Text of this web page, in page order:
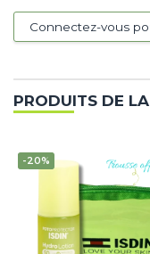
Connectez-vous
PRODUITS DE
-20%